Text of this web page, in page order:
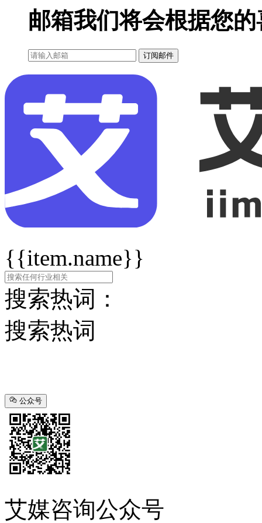
邮箱我们将会根据您
订阅邮件
{{item.name}}
搜索热词：
搜索热词
公众号
艾媒咨询公众号